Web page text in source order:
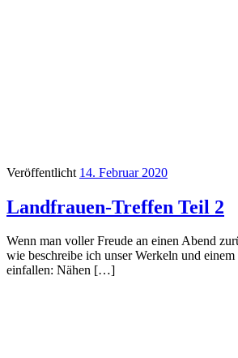
Veröffentlicht 14. Februar 2020
Landfrauen-Treffen Teil 2
Wenn man voller Freude an einen Abend
wie beschreibe ich unser Werkeln und
einfallen: Nähen […]